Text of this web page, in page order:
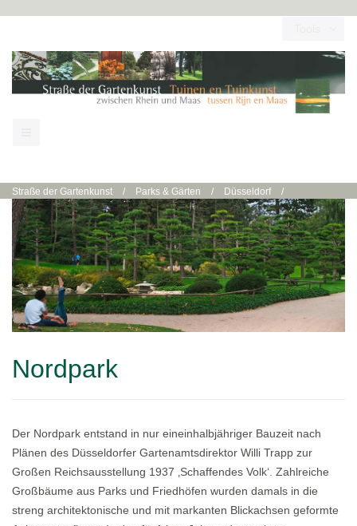
Straße der Gartenkunst / Parks & Gärten / Düsseldorf
/
Düsseldorf | Nordpark
Nordpark
Der Nordpark entstand in nur eineinhalbjähriger Bauzeit nach
Plänen des Düsseldorfer Gartenamtsdirektor Willi Trapp zur
Großen Reichsausstellung 1937 ‚Schaffendes Volk‘. Zahlreiche
Großbäume aus Parks und Friedhöfen wurden damals in die
streng architektonische und mit markanten Blickachsen geformte